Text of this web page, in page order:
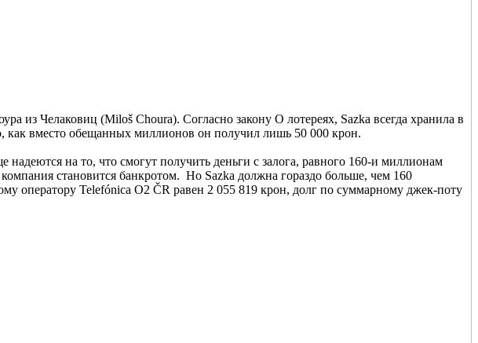
из Челаковиц (Miloš Choura). Согласно закону О лотереях, Sazka всегда хранила в
как вместо обещанных миллионов он получил лишь 50 000 крон.
на то, что смогут получить деньги с залога, равного 160-и миллионам
становится банкротом. Но Sazka должна гораздо больше, чем 160
оператору Telefónica O2 ČR равен 2 055 819 крон, долг по суммарному джек-поту